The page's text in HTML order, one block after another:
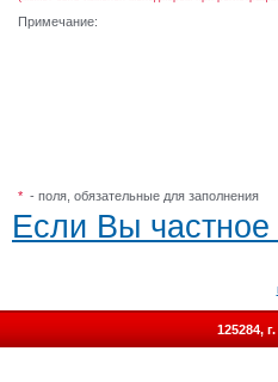
Примечание:
* - поля, обязательные для заполнения
Если Вы частное
125284,